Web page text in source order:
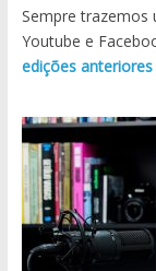
Sempre trazemos
Youtube e
edições anteriores